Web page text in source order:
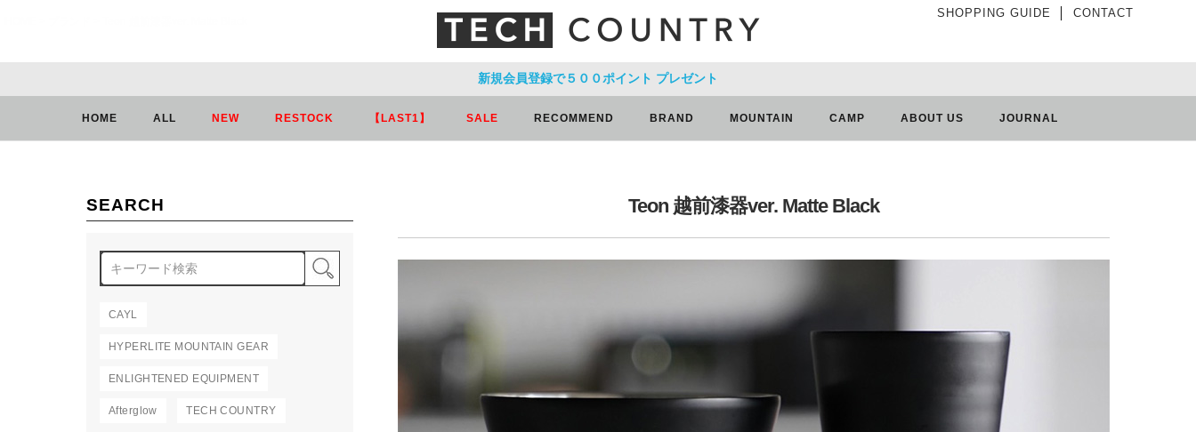
SHOPPING GUIDE CONTACT
新規会員登録で５００ポイント プレゼント
HOME ALL NEW RESTOCK 【LAST1】 SALE RECOMMEND BRAND MOUNTAIN CAMP ABOUT US JOURNAL
SEARCH
CAYL
HYPERLITE MOUNTAIN GEAR
ENLIGHTENED EQUIPMENT
Afterglow TECH COUNTRY
Teon 越前漆器ver. Matte Black